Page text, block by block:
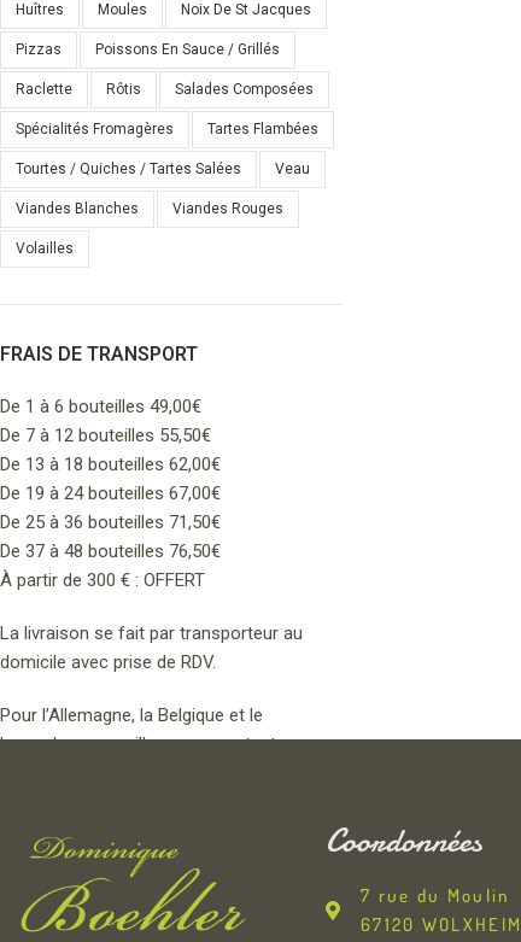
Huîtres Moules Noix De St Jacques
Pizzas Poissons En Sauce / Grillés
Raclette Rôtis Salades Composées
Spécialités Fromagères Tartes Flambées
Tourtes / Quiches / Tartes Salées Veau
Viandes Blanches Viandes Rouges
Volailles
FRAIS DE TRANSPORT
De 1 à 6 bouteilles 49,00€
De 7 à 12 bouteilles 55,50€
De 13 à 18 bouteilles 62,00€
De 19 à 24 bouteilles 67,00€
De 25 à 36 bouteilles 71,50€
De 37 à 48 bouteilles 76,50€
À partir de 300 € : OFFERT
La livraison se fait par transporteur au
domicile avec prise de RDV.
Pour l’Allemagne, la Belgique et le
Luxembourg, veuillez nous contacter pour
Coordonnées
7 rue du Moulin
67120 WOLXHEIM